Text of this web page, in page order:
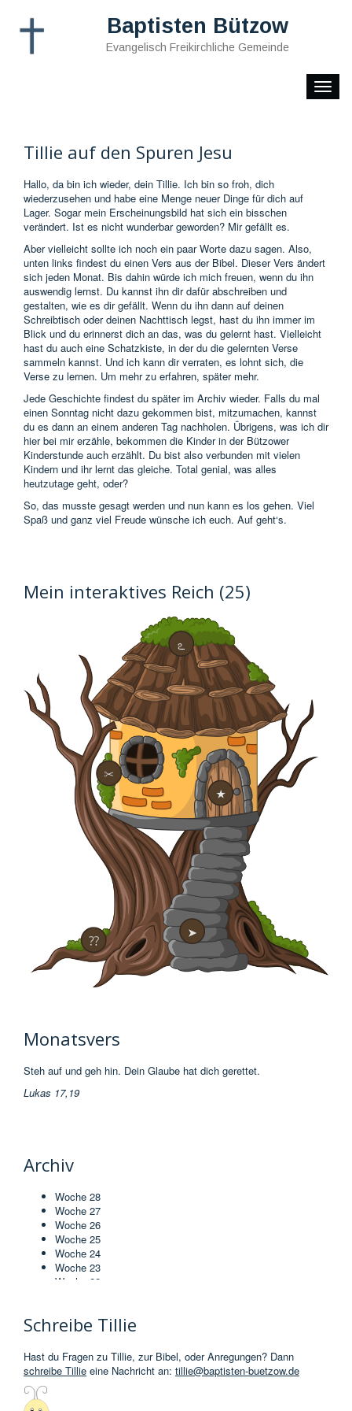
Baptisten Bützow
Evangelisch Freikirchliche Gemeinde
Toggle
Tillie auf den Spuren Jesu
Hallo, da bin ich wieder, dein Tillie. Ich bin so froh, dich
wiederzusehen und habe eine Menge neuer Dinge für dich auf
Lager. Sogar mein Erscheinungsbild hat sich ein bisschen
verändert. Ist es nicht wunderbar geworden? Mir gefällt es.
Aber vielleicht sollte ich noch ein paar Worte dazu sagen. Also,
unten links findest du einen Vers aus der Bibel. Dieser Vers ändert
sich jeden Monat. Bis dahin würde ich mich freuen, wenn du ihn
auswendig lernst. Du kannst ihn dir dafür abschreiben und
gestalten, wie es dir gefällt. Wenn du ihn dann auf deinen
Schreibtisch oder deinen Nachttisch legst, hast du ihn immer im
Blick und du erinnerst dich an das, was du gelernt hast. Vielleicht
hast du auch eine Schatzkiste, in der du die gelernten Verse
sammeln kannst. Und ich kann dir verraten, es lohnt sich, die
Verse zu lernen. Um mehr zu erfahren, später mehr.
Jede Geschichte findest du später im Archiv wieder. Falls du mal
einen Sonntag nicht dazu gekommen bist, mitzumachen, kannst
du es dann an einem anderen Tag nachholen. Übrigens, was ich dir
hier bei mir erzähle, bekommen die Kinder in der Bützower
Kinderstunde auch erzählt. Du bist also verbunden mit vielen
Kindern und ihr lernt das gleiche. Total genial, was alles
heutzutage geht, oder?
So, das musste gesagt werden und nun kann es los gehen. Viel
Spaß und ganz viel Freude wünsche ich euch. Auf geht‘s.
Mein interaktives Reich (25)
➤
ఽ
★
⁇
✂
Monatsvers
Steh auf und geh hin. Dein Glaube hat dich gerettet.
Lukas 17,19
Archiv
Woche 28
Woche 27
Woche 26
Woche 25
Woche 24
Woche 23
Woche 22
Woche 19
Woche 17
Woche 16
Woche 15
Schreibe Tillie
Hast du Fragen zu Tillie, zur Bibel, oder Anregungen? Dann
schreibe Tillie eine Nachricht an: tillie@baptisten-buetzow.de